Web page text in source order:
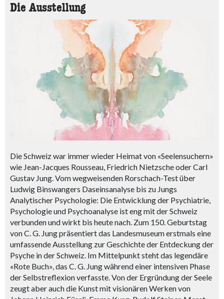
Die Ausstellung
Die Schweiz war immer wieder Heimat von «Seelensuchern»
wie Jean-Jacques Rousseau, Friedrich Nietzsche oder Carl
Gustav Jung. Vom wegweisenden Rorschach-Test über
Ludwig Binswangers Daseinsanalyse bis zu Jungs
Analytischer Psychologie: Die Entwicklung der Psychiatrie,
Psychologie und Psychoanalyse ist eng mit der Schweiz
verbunden und wirkt bis heute nach. Zum 150. Geburtstag
von C. G. Jung präsentiert das Landesmuseum erstmals eine
umfassende Ausstellung zur Geschichte der Entdeckung der
Psyche in der Schweiz. Im Mittelpunkt steht das legendäre
«Rote Buch», das C. G. Jung während einer intensiven Phase
der Selbstreflexion verfasste. Von der Ergründung der Seele
zeugt aber auch die Kunst mit visionären Werken von